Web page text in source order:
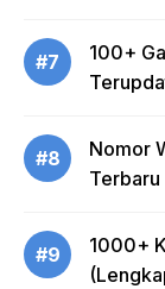
#7
100+
#8
Nomor
#9
1000+